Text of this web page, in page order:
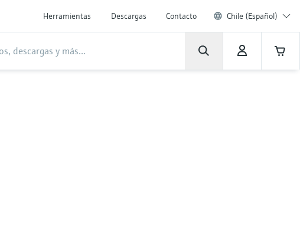
Herramientas Descargas Contacto Chile (Español)